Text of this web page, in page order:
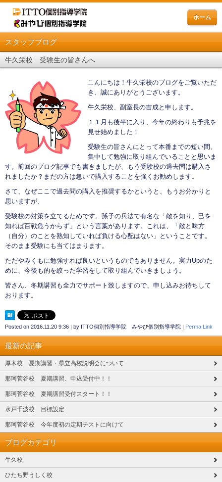
ホーム
スタッフブログ
牛久栄校 受験生の皆さんへ
こんにちは！牛久栄校のブログをご覧いただ
き、誠にありがとうございます。
牛久栄校、副室長の吉成と申します。
１１月も後半に入り、今年の終わりも予兆を
見せ始めました！
受験生の皆さんにとって本番までの短い間、
集中して勉強に取り組んでいることと思いま
す。前回のブログ記事でも書きましたが、もう受験校の過去問は購入さ
れましたか？まだの方は急いで購入することを強くお勧めします。
さて、なぜここで過去問の購入を推奨するかというと、もうお分かりと
思いますが、
受験校の対策を立てるためです。孫子の兵法で有名な「敵を知り、己を
知れば百戦危うからず」という言葉があります。これは、「敵と味方
（自分）のことを熟知していれば負ける心配はない」ということです。
そのまま受験にも当てはまります。
ただやみくもに勉強すれば良いというものでもありません。実力Upのた
めに、今後も的を絞った学習をして取り組んでいきましょう。
皆さん、冬期講習も全力でサポート致しますので、申し込みお待ちして
おります。
Posted on 2016.11.20 9:36 | by ITTO個別指導学院 みやび個別指導学院 | Perma Link
最新の記事
厚木校 夏期講習・県立高校説明会について
那珂菅谷校 夏期講習、申込受付中！！
那珂菅谷校 夏期講習受付スタート！！
水戸千波校 目標設定
那珂菅谷校 今年度初の定期テストに向けて
ブログカテゴリ
牛久校
ひたち野うしく校